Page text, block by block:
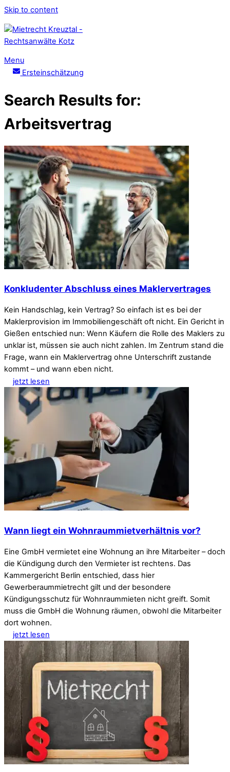
Skip to content
Menu
Ersteinschätzung
Search Results for:
Arbeitsvertrag
Konkludenter Abschluss eines Maklervertrages
Kein Handschlag, kein Vertrag? So einfach ist es bei der
Maklerprovision im Immobiliengeschäft oft nicht. Ein Gericht in
Gießen entschied nun: Wenn Käufern die Rolle des Maklers zu
unklar ist, müssen sie auch nicht zahlen. Im Zentrum stand die
Frage, wann ein Maklervertrag ohne Unterschrift zustande
kommt – und wann eben nicht.
jetzt lesen
Wann liegt ein Wohnraummietverhältnis vor?
Eine GmbH vermietet eine Wohnung an ihre Mitarbeiter – doch
die Kündigung durch den Vermieter ist rechtens. Das
Kammergericht Berlin entschied, dass hier
Gewerberaummietrecht gilt und der besondere
Kündigungsschutz für Wohnraummieten nicht greift. Somit
muss die GmbH die Wohnung räumen, obwohl die Mitarbeiter
dort wohnen.
jetzt lesen